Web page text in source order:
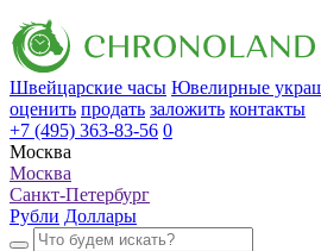
Швейцарские часы Ювелирные
оценить продать заложить контакты
+7 (495) 363-83-56 0
Москва
Москва
Санкт-Петербург
Рубли Доллары